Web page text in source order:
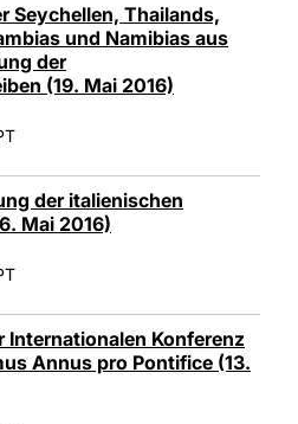
Seychellen, Thailands,
und Namibias aus
der
(19. Mai 2016)
der italienischen
Mai 2016)
Internationalen Konferenz
Annus pro Pontifice (13.